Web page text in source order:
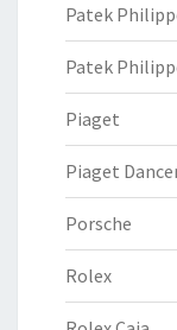
Patek
Patek
Piaget
Piaget
Porsche
Rolex